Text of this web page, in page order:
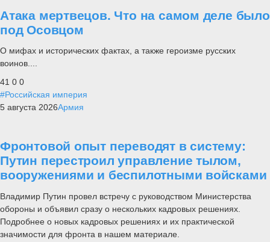
Атака мертвецов. Что на самом деле было
под Осовцом
О мифах и исторических фактах, а также героизме русских
воинов....
41 0 0
#Российская империя
5 августа 2026Армия
Фронтовой опыт переводят в систему:
Путин перестроил управление тылом,
вооружениями и беспилотными войсками
Владимир Путин провел встречу с руководством Министерства
обороны и объявил сразу о нескольких кадровых решениях.
Подробнее о новых кадровых решениях и их практической
значимости для фронта в нашем материале.